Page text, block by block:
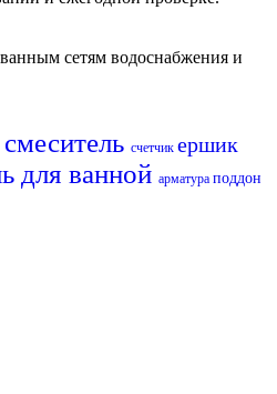
сетям водоснабжения и
смеситель счетчик ершик
для ванной арматура поддон